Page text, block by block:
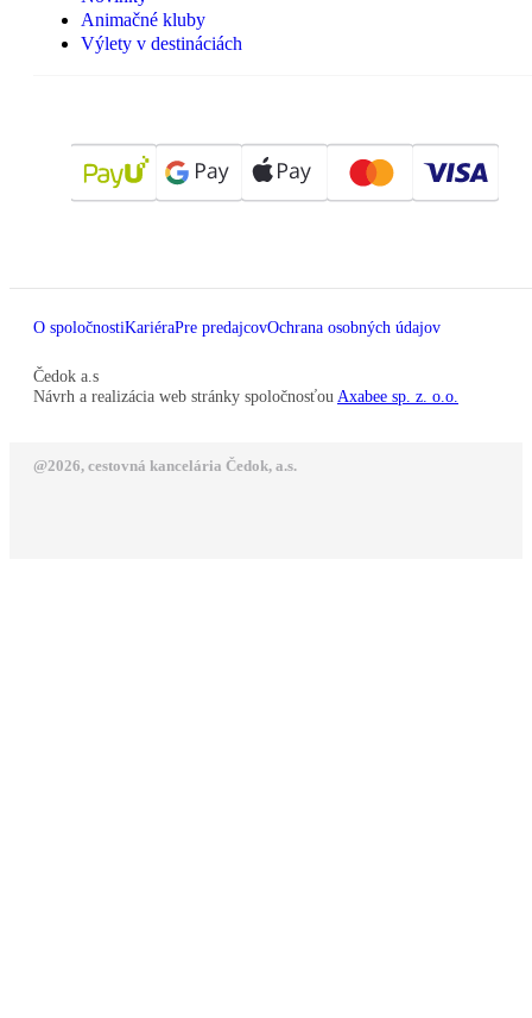
Animačné kluby
Výlety v destináciách
O spoločnostiKariéraPre predajcovOchrana osobných údajov
Čedok a.s
Návrh a realizácia web stránky spoločnosťou Axabee sp. z. o.o.
@2026, cestovná kancelária Čedok, a.s.